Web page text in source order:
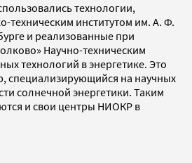
технологии,
техническим институтом им. А. Ф.
и реализованные при
Научно-техническим
технологий в энергетике. Это
специализирующийся на научных
солнечной энергетики. Таким
и свои центры НИОКР в